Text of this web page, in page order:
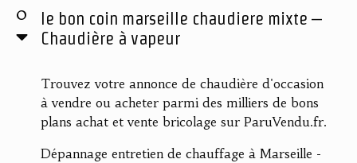
0
le bon coin marseille chaudiere mixte –
Chaudière à vapeur
Trouvez votre annonce de chaudière d'occasion
à vendre ou acheter parmi des milliers de bons
plans achat et vente bricolage sur ParuVendu.fr.
Dépannage entretien de chauffage à Marseille -